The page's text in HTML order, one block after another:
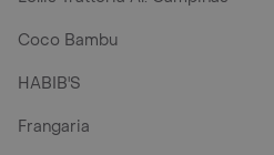
Coco Bambu
HABIB'S
Frangaria